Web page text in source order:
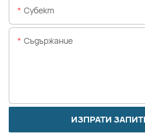
Субект
Съдържание
ИЗПРАТИ